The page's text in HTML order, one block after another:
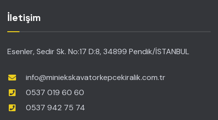
İletişim
Esenler, Sedir Sk. No:17 D:8, 34899 Pendik/İSTANBUL
info@miniekskavatorkepcekiralik.com.tr
0537 019 60 60
0537 942 75 74